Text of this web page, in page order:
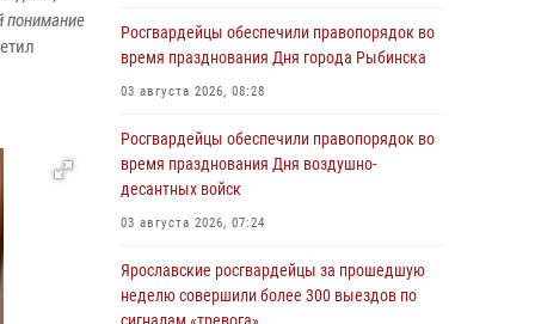
понимание
Росгвардейцы обеспечили правопорядок во
время празднования Дня города Рыбинска
03 августа 2026, 08:28
Росгвардейцы обеспечили правопорядок во
время празднования Дня воздушно-
десантных войск
03 августа 2026, 07:24
Ярославские росгвардейцы за прошедшую
неделю совершили более 300 выездов по